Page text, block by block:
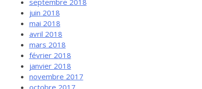
juin 2018
mai 2018
avril 2018
mars 2018
février 2018
janvier 2018
novembre 2017
octobre 2017